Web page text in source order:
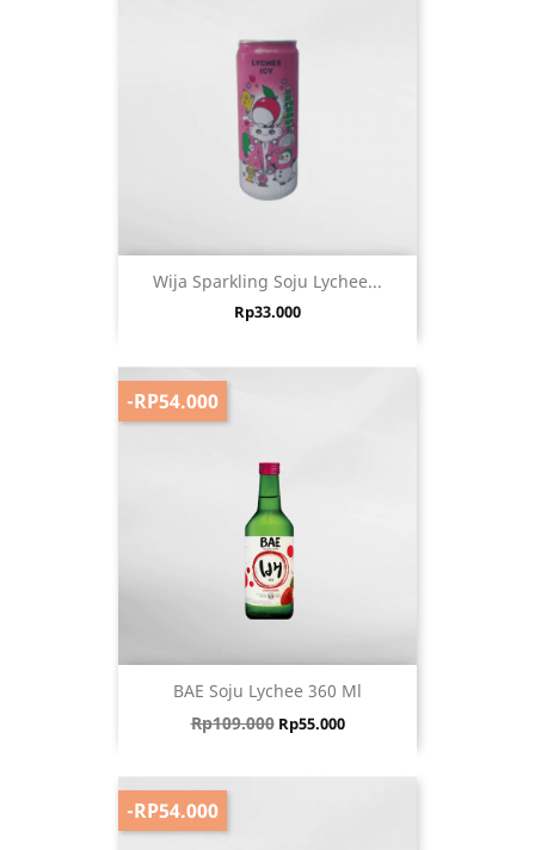
Wija Sparkling Soju Lychee...
Harga
Rp33.000
BAE Soju Lychee 360 Ml
Harga biasa
Rp109.000 Harga
Rp55.000
-RP54.000
-RP54.000